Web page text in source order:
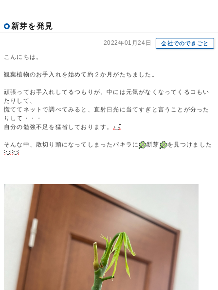
新芽を発見
2022年01月24日 会社でのできごと
こんにちは。
観葉植物のお手入れを始めて約２か月がたちました。
頑張ってお手入れしてるつもりが、中には元気がなくなってくるコもい
たりして、
慌ててネットで調べてみると、直射日光に当てすぎと言うことが分った
りして・・・
自分の勉強不足を猛省しております。
そんな中、散切り頭になってしまったパキラに 新芽 を見つけました